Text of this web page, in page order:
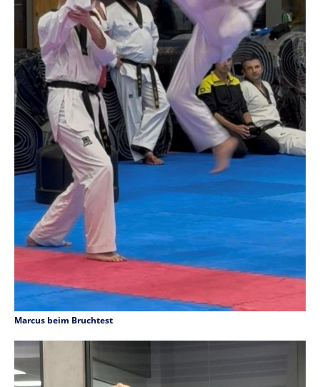
Marcus beim Bruchtest